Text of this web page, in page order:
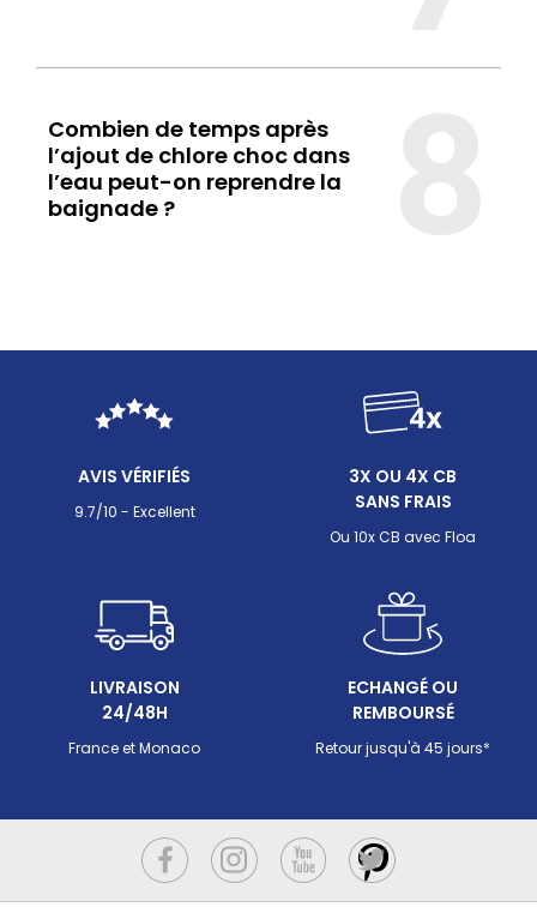
Combien de temps après
l’ajout de chlore choc dans
l’eau peut-on reprendre la
baignade ?
AVIS VÉRIFIÉS
9.7/10 - Excellent
3X OU 4X CB
SANS FRAIS
Ou 10x CB avec Floa
LIVRAISON
24/48H
France et Monaco
ECHANGÉ OU
REMBOURSÉ
Retour jusqu'à 45 jours*